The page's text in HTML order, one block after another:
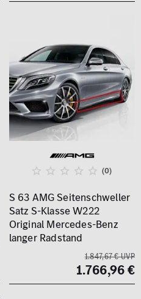
(0)
S 63 AMG Seitenschweller
Satz S-Klasse W222
Original Mercedes-Benz
langer Radstand
1.847,67 € UVP
1.766,96 €